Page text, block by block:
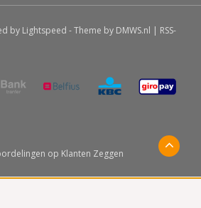
by Lightspeed - Theme by DMWS.nl | RSS-
op Klanten Zeggen